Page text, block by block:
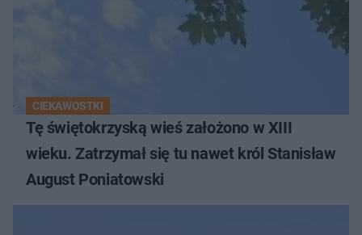
CIEKAWOSTKI
Tę świętokrzyską wieś założono w XIII
wieku. Zatrzymał się tu nawet król Stanisław
August Poniatowski